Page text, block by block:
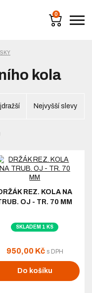
0
kola
Nejvyšší slevy
REZ. KOLA NA
OJ - TR. 70 MM
SKLADEM 1 KS
950,00 Kč s DPH
Do košíku